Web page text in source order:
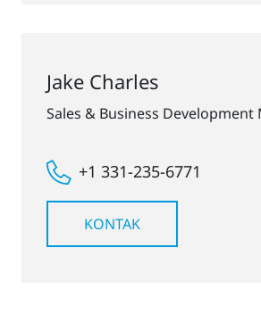
Jake Charles
Sales & Business Development
+1 331-235-6771
KONTAK